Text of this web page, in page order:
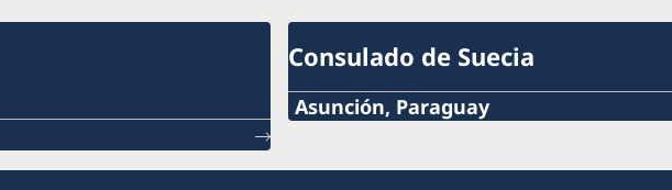
Consulado de Suecia
Asunción, Paraguay